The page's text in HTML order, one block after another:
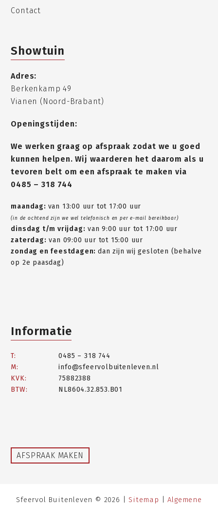
Contact
Showtuin
Adres:
Berkenkamp 49
Vianen (Noord-Brabant)
Openingstijden:
We werken graag op afspraak zodat we u goed
kunnen helpen. Wij waarderen het daarom als u
tevoren belt om een afspraak te maken via
0485 – 318 744
maandag: van 13:00 uur tot 17:00 uur
(in de ochtend zijn we wel telefonisch en per e-mail bereikbaar)
dinsdag t/m vrijdag: van 9:00 uur tot 17:00 uur
zaterdag: van 09:00 uur tot 15:00 uur
zondag en feestdagen:dan zijn wij gesloten (behalve
op 2e paasdag)
Informatie
T:
0485 – 318 744
M:
info@sfeervolbuitenleven.nl
KVK:
75882388
BTW:
NL8604.32.853.B01
AFSPRAAK MAKEN
Sfeervol Buitenleven © 2026 |Sitemap |Algemene